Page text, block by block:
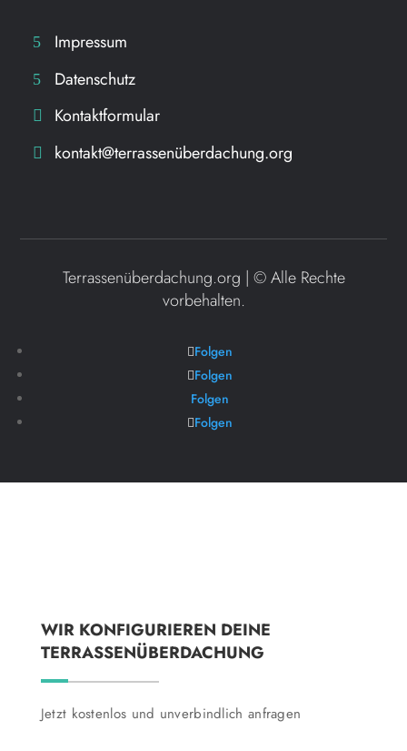
Impressum
Datenschutz
Kontaktformular
kontakt@terrassenüberdachung.org
Terrassenüberdachung.org | ©Alle Rechte
vorbehalten.
Folgen
Folgen
Folgen
Folgen
WIR KONFIGURIEREN DEINE
TERRASSENÜBERDACHUNG
Jetzt kostenlos und unverbindlich anfragen